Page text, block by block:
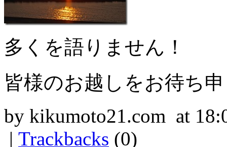
多くを語りません！
皆様のお越しをお待ち
by kikumoto21.com at
| Trackbacks (0)